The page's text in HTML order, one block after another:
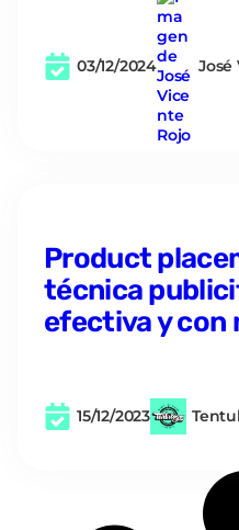
03/12/2024 José
Product
técnica
efectiva y con
15/12/2023